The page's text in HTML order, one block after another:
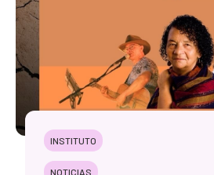
INSTITUTO
NOTICIAS